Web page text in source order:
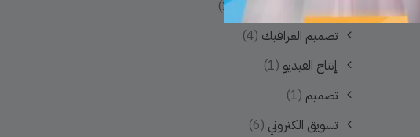
تصميم مواقع الويب(15)
تصميم الغرافيك (4)
إنتاج الفيديو (1)
تصميم (1)
تسويق الكتروني (6)